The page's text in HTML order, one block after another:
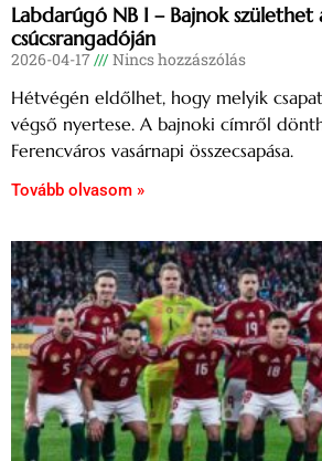
Labdarúgó NB I – Bajnok
csúcsrangadóján
2026-04-17 Nincs hozzászólás
Hétvégén eldőlhet, hogy melyik csapat
végső nyertese. A bajnoki címről
Ferencváros vasárnapi összecsapása.
Tovább olvasom »